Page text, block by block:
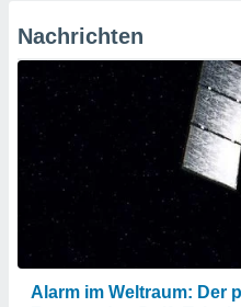
Nachrichten
Alarm im Weltraum: Der